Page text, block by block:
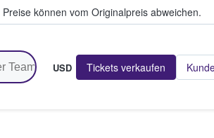
Preise können vom Originalpreis abweichen.
USD Tickets verkaufen